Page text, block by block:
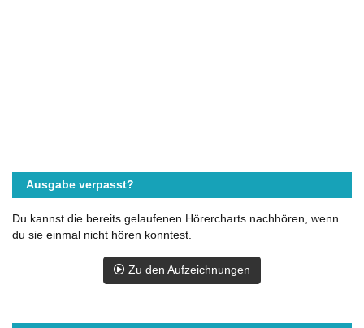
Ausgabe verpasst?
Du kannst die bereits gelaufenen Hörercharts nachhören, wenn
du sie einmal nicht hören konntest.
Zu den Aufzeichnungen